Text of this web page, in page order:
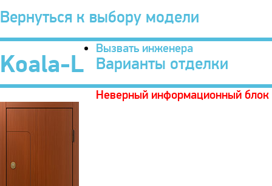
Вернуться к выбору модели
Koala-L
Вызвать инженера
Варианты отделки
Неверный информационный блок